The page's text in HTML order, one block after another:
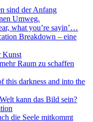
sind der Anfang
Umweg.
what you’re sayin’…
Breakdown – eine
Kunst
Raum zu schaffen
this darkness and into the
kann das Bild sein?
die Seele mitkommt